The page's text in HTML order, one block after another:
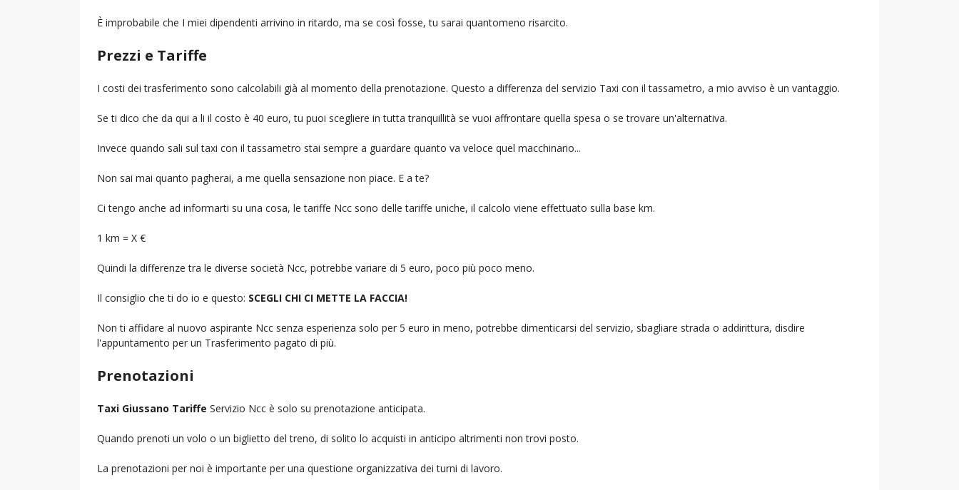
È improbabile che I miei dipendenti arrivino in ritardo, ma se così fosse, tu sarai quantomeno risarcito.
Prezzi e Tariffe
I costi dei trasferimento sono calcolabili già al momento della prenotazione. Questo a differenza del servizio Taxi con il tassametro, a mio avviso è un vantaggio.
Se ti dico che da qui a li il costo è 40 euro, tu puoi scegliere in tutta tranquillità se vuoi affrontare quella spesa o se trovare un'alternativa.
Invece quando sali sul taxi con il tassametro stai sempre a guardare quanto va veloce quel macchinario...
Non sai mai quanto pagherai, a me quella sensazione non piace. E a te?
Ci tengo anche ad informarti su una cosa, le tariffe Ncc sono delle tariffe uniche, il calcolo viene effettuato sulla base km.
1 km = X €
Quindi la differenze tra le diverse società Ncc, potrebbe variare di 5 euro, poco più poco meno.
Il consiglio che ti do io e questo: SCEGLI CHI CI METTE LA FACCIA!
Non ti affidare al nuovo aspirante Ncc senza esperienza solo per 5 euro in meno, potrebbe dimenticarsi del servizio, sbagliare strada o addirittura, disdire
l'appuntamento per un Trasferimento pagato di più.
Prenotazioni
Taxi Giussano Tariffe Servizio Ncc è solo su prenotazione anticipata.
Quando prenoti un volo o un biglietto del treno, di solito lo acquisti in anticipo altrimenti non trovi posto.
La prenotazioni per noi è importante per una questione organizzativa dei turni di lavoro.